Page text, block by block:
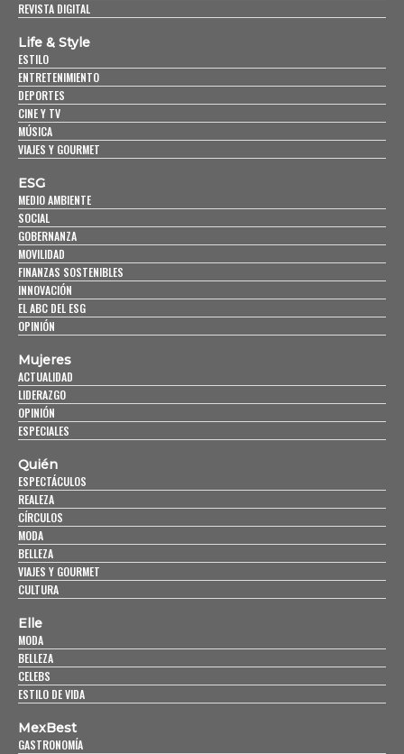
REVISTA DIGITAL
Life & Style
ESTILO
ENTRETENIMIENTO
DEPORTES
CINE Y TV
MÚSICA
VIAJES Y GOURMET
ESG
MEDIO AMBIENTE
SOCIAL
GOBERNANZA
MOVILIDAD
FINANZAS SOSTENIBLES
INNOVACIÓN
EL ABC DEL ESG
OPINIÓN
Mujeres
ACTUALIDAD
LIDERAZGO
OPINIÓN
ESPECIALES
Quién
ESPECTÁCULOS
REALEZA
CÍRCULOS
MODA
BELLEZA
VIAJES Y GOURMET
CULTURA
Elle
MODA
BELLEZA
CELEBS
ESTILO DE VIDA
MexBest
GASTRONOMÍA